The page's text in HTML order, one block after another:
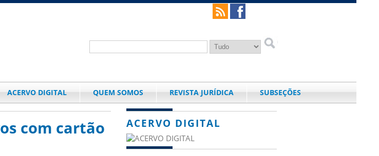
ACERVO DIGITAL QUEM SOMOS REVISTA JURÍDICA SUBSEÇÕES
com cartão
ACERVO DIGITAL